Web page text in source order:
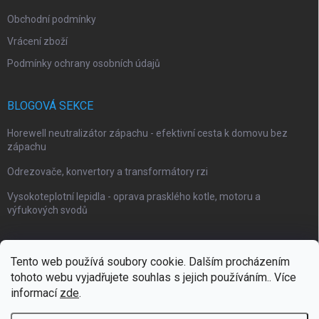
Tento web používá soubory cookie. Dalším procházením
tohoto webu vyjadřujete souhlas s jejich používáním.. Více
informací zde.
Obchodní podmínky
Vrácení zboží
Podmínky ochrany osobních údajů
BLOGOVÁ SEKCE
Horewell neutralizátor zápachu - efektivní cesta k domovu bez
zápachu
Odrezovače, konvertory a transformátory rzi
Vysokoteplotní lepidla - oprava prasklého kotle, motoru a
výfukových svodů
Webové stránky Impaguard Naše autokosmetika Impashield